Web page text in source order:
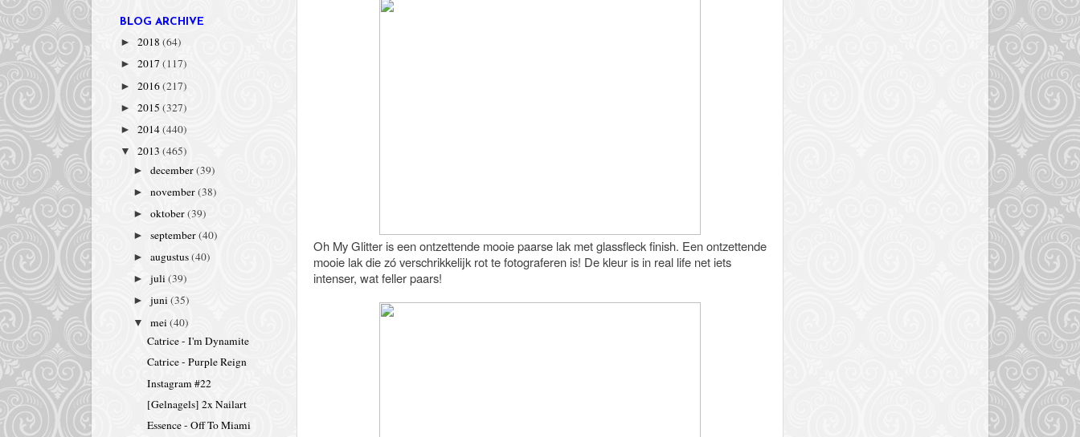
Oh My Glitter is een ontzettende mooie paarse lak met glassfleck finish. Een ontzettende
mooie lak die zó verschrikkelijk rot te fotograferen is! De kleur is in real life net iets
intenser, wat feller paars!
BLOG ARCHIVE
► 2018 (64)
► 2017 (117)
► 2016(217)
► 2015 (327)
► 2014(440)
▼ 2013 (465)
►december(39)
►november(38)
►oktober(39)
►september(40)
►augustus(40)
►juli(39)
►juni(35)
▼mei(40)
Catrice - I'm Dynamite
Catrice - Purple Reign
Instagram #22
[Gelnagels] 2x Nailart
Essence - Off To Miami